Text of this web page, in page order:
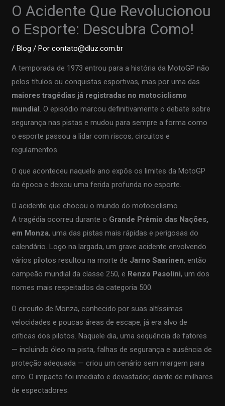
O Acidente Que Revolucionou
o Esporte: Descubra Como!
/Blog / Porcontato@dluz.com.br
A temporada de 1973 entrou para a história da MotoGP não
pelos títulos ou conquistas esportivas, mas por uma das
maiores tragédias já registradas no motociclismo
mundial . O episódio marcou definitivamente o debate sobre
segurança nas pistas e mudou para sempre a forma como
o esporte passou a lidar com riscos, circuitos e
regulamentos.
O que aconteceu naquele ano expôs os limites da MotoGP
da época e deixou uma ferida profunda no esporte.
O acidente que chocou o mundo do motociclismo
A tragédia ocorreu durante o Grande Prêmio das Nações,
em Monza, uma das pistas mais rápidas e perigosas do
calendário. Logo na largada, um grave acidente envolvendo
vários pilotos resultou na morte de Jarno Saarinen, então
campeão mundial da classe 250, e Renzo Pasolini, um dos
nomes mais respeitados da categoria 500.
O circuito de Monza, conhecido por suas altíssimas
velocidades e poucas áreas de escape, já era alvo de
críticas dos pilotos. Naquele dia, uma sequência de fatores
— incluindo óleo na pista, falhas de segurança e ausência de
proteção adequada — criou um cenário sem margem para
erro. O impacto foi imediato e devastador, diante de milhares
de espectadores.